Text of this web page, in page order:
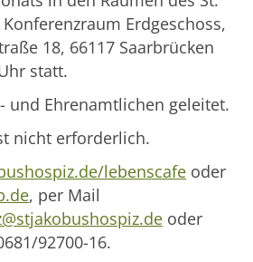
Erdgeschoss,
18, 66117 Saarbrücken
statt.
und Ehrenamtlichen geleitet.
nicht erforderlich.
lebenscafe oder
, per Mail
oder
92700-16.